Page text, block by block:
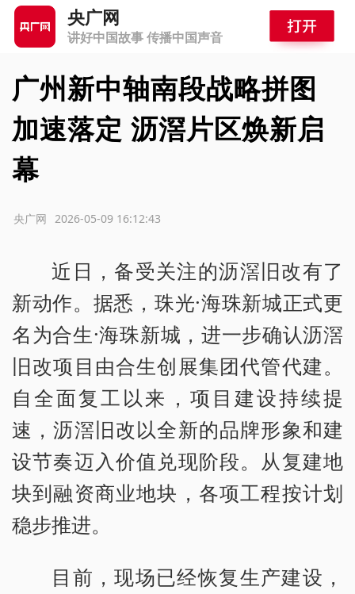
央广网
讲好中国故事 传播中国声音
广州新中轴南段战略拼图
加速落定 沥滘片区焕新启
幕
2026-05-09 16:12:43
央广网
近日，备受关注的沥滘旧改有了
新动作。据悉，珠光·海珠新城正式更
名为合生·海珠新城，进一步确认沥滘
旧改项目由合生创展集团代管代建。
自全面复工以来，项目建设持续提
速，沥滘旧改以全新的品牌形象和建
设节奏迈入价值兑现阶段。从复建地
块到融资商业地块，各项工程按计划
稳步推进。
目前，现场已经恢复生产建设，